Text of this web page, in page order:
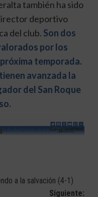
también ha sido
deportivo
del club. Son dos
por los
temporada.
avanzada la
del San Roque
a la salvación (4-1)
Siguiente: